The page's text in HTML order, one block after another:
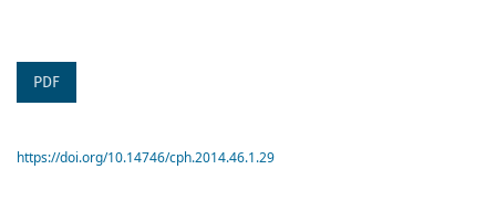
PDF
https://doi.org/10.14746/cph.2014.46.1.29